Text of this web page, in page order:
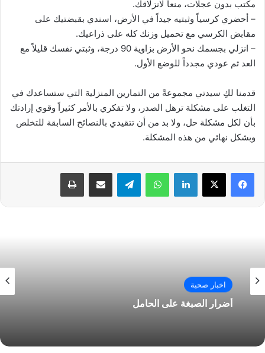
مكتب بدون عجلات، منعاً لانزلاقك.
– أحضري كرسياً وثبتيه جيداً في الأرض، اسندي بقبضتيك على
مقابض الكرسي مع تحميل وزنك كله على ذراعيك.
– انزلي بجسمك نحو الأرض بزاوية 90 درجة، وثبتي نفسك قليلاً مع
العد ثم عودي مجدداً للوضع الأول.
قدمنا لكِ سيدتي مجموعةً من التمارين المنزلية التي ستساعدك في
التغلب على مشكلة ترهل الصدر، ولا تفكري بالأمر كثيراً وقوي إرادتك
بأن لكل مشكلة حل، ولا بد من أن تتقيدي بالنصائح السابقة للتخلص
وبشكل نهائي من هذه المشكلة.
فيسبوك لينكدإن واتساب
اخبار صحية
أضرار الصبغة على الحامل